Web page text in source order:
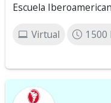
Escuela
Virtual 1500